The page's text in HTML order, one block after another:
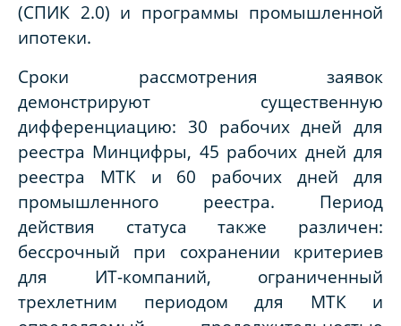
(СПИК 2.0) и программы промышленной
ипотеки.
Сроки рассмотрения заявок
демонстрируют существенную
дифференциацию: 30 рабочих дней для
реестра Минцифры, 45 рабочих дней для
реестра МТК и 60 рабочих дней для
промышленного реестра. Период
действия статуса также различен:
бессрочный при сохранении критериев
для ИТ-компаний, ограниченный
трехлетним периодом для МТК и